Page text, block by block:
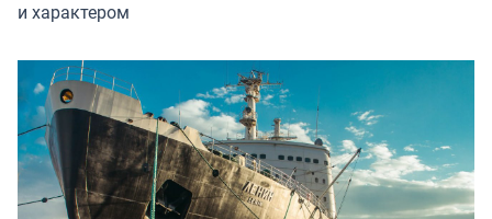
и характером